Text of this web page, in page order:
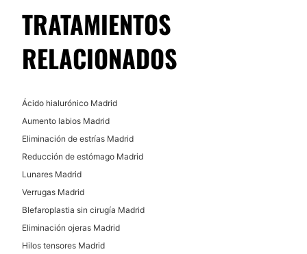
No
Xantelasmas
Verrugas
Tratamiento capilar
Mesoterapia capilar
TRATAMIENTOS ESTÉTICOS
Peeling
Radiofrecuencia facial
Celulitis
Mesoterapia
TRATAMIENTOS
RELACIONADOS
Ácido hialurónico Madrid
Aumento labios Madrid
Eliminación de estrías Madrid
Reducción de estómago Madrid
Lunares Madrid
Verrugas Madrid
Blefaroplastia sin cirugía Madrid
Eliminación ojeras Madrid
Hilos tensores Madrid